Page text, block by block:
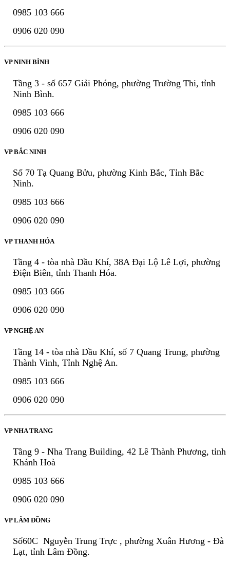
0985 103 666
0906 020 090
VP NINH BÌNH
Tầng 3 - số 657 Giải Phóng, phường Trường Thi, tỉnh
Ninh Bình.
0985 103 666
0906 020 090
VP BẮC NINH
Số 70 Tạ Quang Bửu, phường Kinh Bắc, Tỉnh Bắc
Ninh.
0985 103 666
0906 020 090
VP THANH HÓA
Tầng 4 - tòa nhà Dầu Khí, 38A Đại Lộ Lê Lợi, phường
Điện Biên, tỉnh Thanh Hóa.
0985 103 666
0906 020 090
VP NGHỆ AN
Tầng 14 - tòa nhà Dầu Khí, số 7 Quang Trung, phường
Thành Vinh, Tỉnh Nghệ An.
0985 103 666
0906 020 090
VP NHA TRANG
Tầng 9 - Nha Trang Building, 42 Lê Thành Phương, tỉnh
Khánh Hoà
0985 103 666
0906 020 090
VP LÂM ĐỒNG
Số60C Nguyễn Trung Trực , phường Xuân Hương - Đà
Lạt, tỉnh Lâm Đồng.